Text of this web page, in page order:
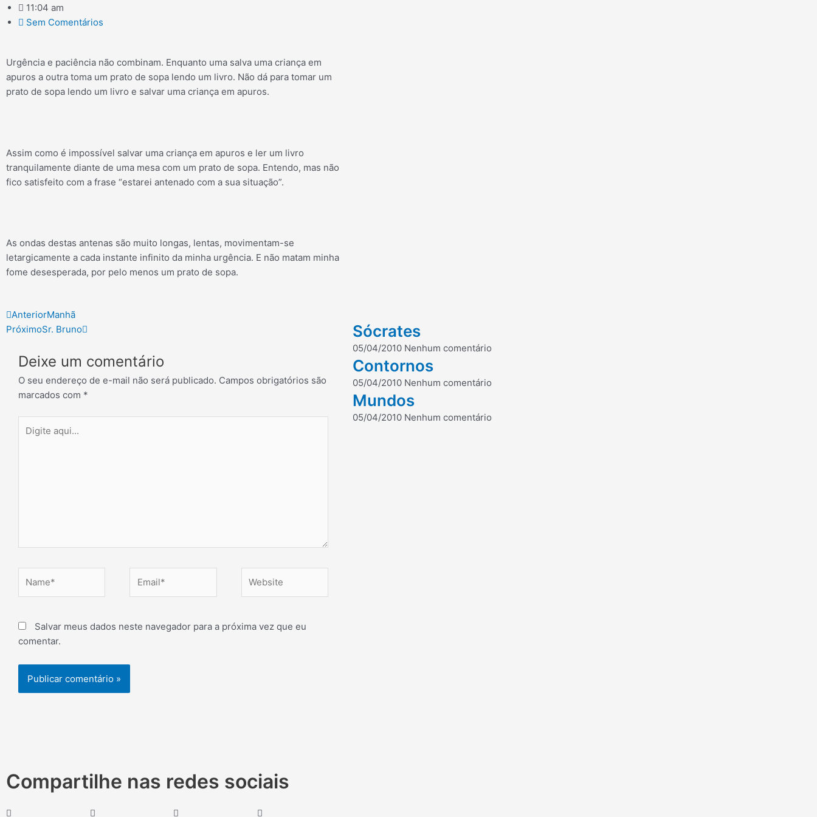
11:04 am
Sem Comentários
Urgência e paciência não combinam. Enquanto uma salva uma criança em
apuros a outra toma um prato de sopa lendo um livro. Não dá para tomar um
prato de sopa lendo um livro e salvar uma criança em apuros.
Assim como é impossível salvar uma criança em apuros e ler um livro
tranquilamente diante de uma mesa com um prato de sopa. Entendo, mas não
fico satisfeito com a frase “estarei antenado com a sua situação”.
As ondas destas antenas são muito longas, lentas, movimentam-se
letargicamente a cada instante infinito da minha urgência. E não matam minha
fome desesperada, por pelo menos um prato de sopa.
Prev
AnteriorManhã
PróximoSr. Bruno
Deixe um comentário
O seu endereço de e-mail não será publicado. Campos obrigatórios são
marcados com *
aqui...
Salvar meus dados neste navegador para a próxima vez que eu
comentar.
Compartilhe nas redes sociais
Sócrates
05/04/2010 Nenhum comentário
Contornos
05/04/2010 Nenhum comentário
Mundos
05/04/2010 Nenhum comentário